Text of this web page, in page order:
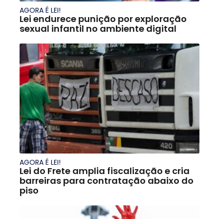
AGORA É LEI!
Lei endurece punição por exploração
sexual infantil no ambiente digital
AGORA É LEI!
Lei do Frete amplia fiscalização e cria
barreiras para contratação abaixo do
piso